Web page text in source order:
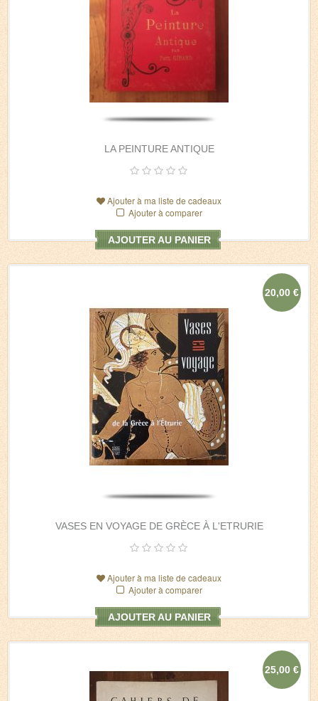
LA PEINTURE ANTIQUE
Ajouter à ma liste de cadeaux
Ajouter à comparer
AJOUTER AU PANIER
VASES EN VOYAGE DE GRÈCE À L'ETRURIE
20,00 €
Ajouter à ma liste de cadeaux
Ajouter à comparer
AJOUTER AU PANIER
25,00 €